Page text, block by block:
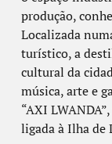
produção,
Localizada
turístico, a
cultural da
música, arte e
“AXI
ligada à Ilha de